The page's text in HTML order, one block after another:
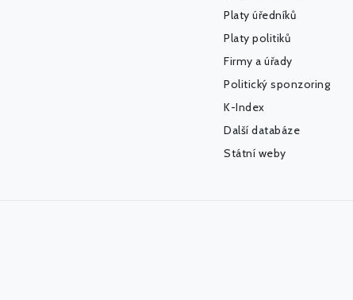
Platy úředníků
Platy politiků
Firmy a úřady
Politický sponzoring
K-Index
Další databáze
Státní weby